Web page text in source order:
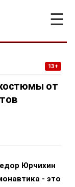
☰
13+
от
Юрчихин
- это